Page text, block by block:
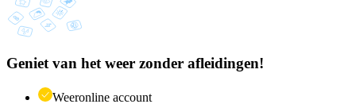
Geniet van het weer zonder afleidingen!
Weeronline account